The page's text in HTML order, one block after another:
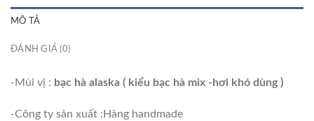
MÔ TẢ
ĐÁNH GIÁ (0)
-Mùi vị : bạc hà alaska ( kiểu bạc hà mix -hơi khó dùng )
-Công ty sản xuất :Hàng handmade